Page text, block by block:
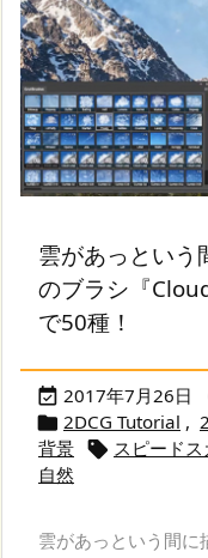
雲があっとい
のブラシ『
で50種！
 2017年7月26日
 2DCG Tutorial ,
背景  スピードス
自然
雲があっという間